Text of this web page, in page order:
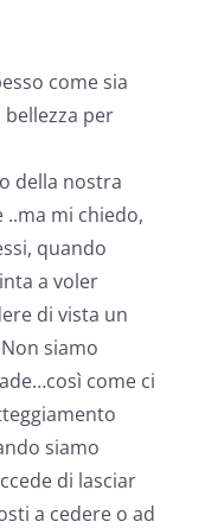
come sia
per
della nostra
..ma mi chiedo,
quando
a voler
di vista un
siamo
come ci
siamo
di lasciar
a cedere o ad